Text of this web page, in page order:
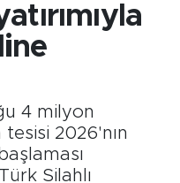
4 milyon
2026'nın
Silahlı